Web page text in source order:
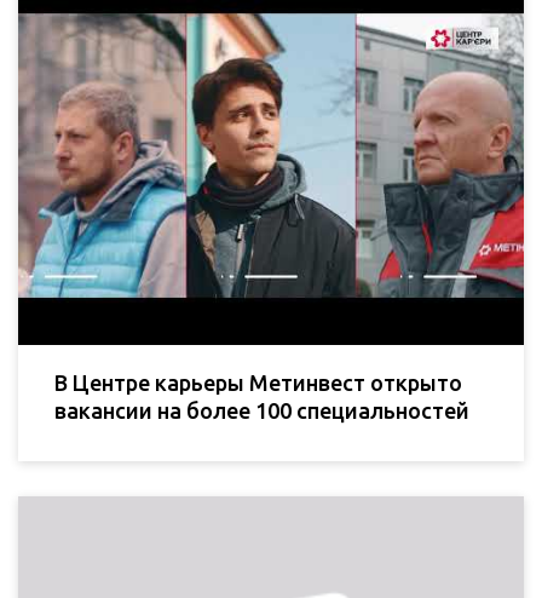
В Центре карьеры Метинвест открыто
вакансии на более 100 специальностей